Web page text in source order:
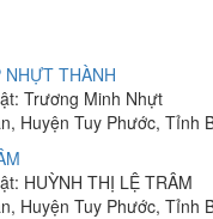
NHỰT THÀNH
Trương Minh Nhựt
Huyện Tuy Phước, Tỉnh
HUỲNH THỊ LỆ TRÂM
Huyện Tuy Phước, Tỉnh